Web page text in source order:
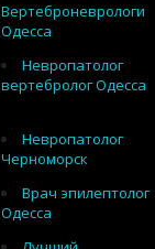
Вертеброневрологи
Одесса
Невропатолог
вертебролог Одесса
Невропатолог
Черноморск
Врач эпилептолог
Одесса